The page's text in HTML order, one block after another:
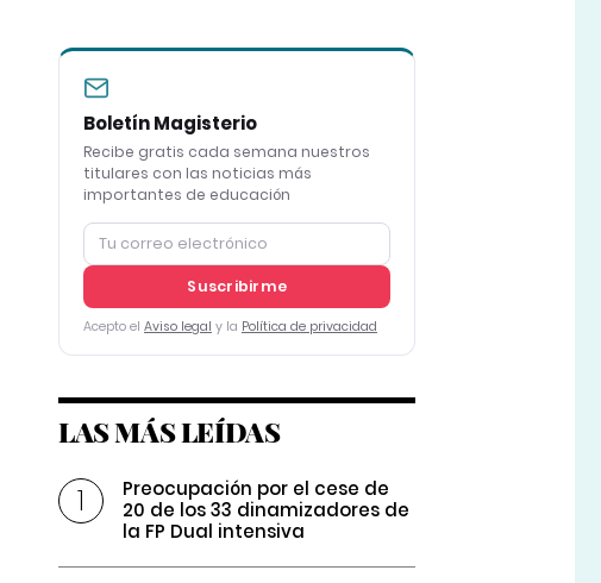
Boletín Magisterio
Recibe gratis cada semana nuestros
titulares con las noticias más
importantes de educación
Suscribirme
Acepto el Aviso legal y la Política de privacidad
LAS MÁS LEÍDAS
Preocupación por el cese de
20 de los 33 dinamizadores de
la FP Dual intensiva